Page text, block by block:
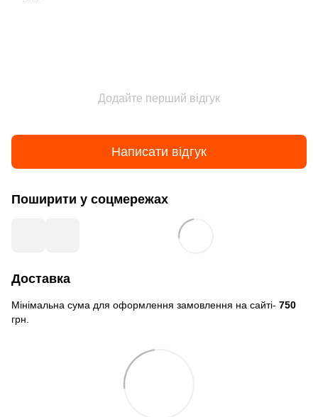
Додайте перший відгук
Написати відгук
Поширити у соцмережах
Доставка
Мінімальна сума для оформлення замовлення на сайті- 750
грн.